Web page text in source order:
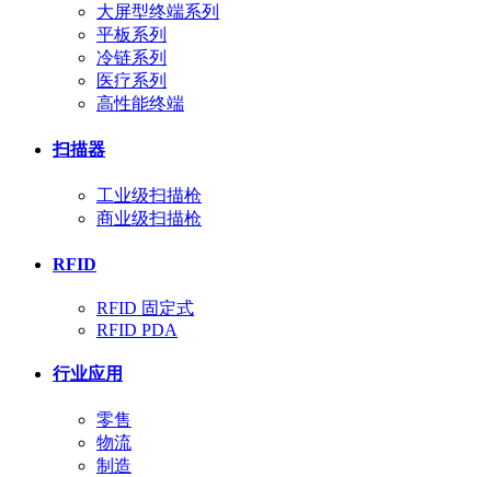
大屏型终端系列
平板系列
冷链系列
医疗系列
高性能终端
扫描器
工业级扫描枪
商业级扫描枪
RFID
RFID 固定式
RFID PDA
行业应用
零售
物流
制造